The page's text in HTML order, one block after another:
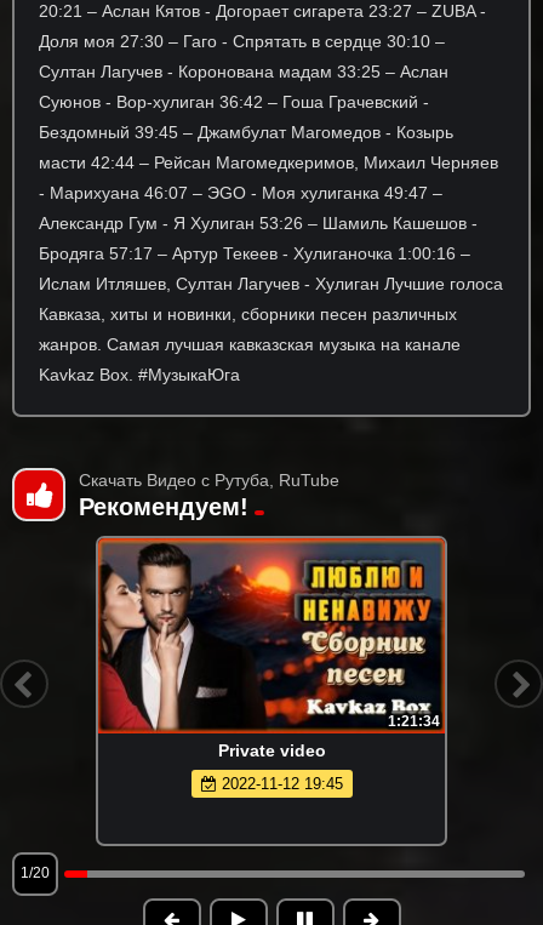
20:21 ‒ Аслан Кятов - Догорает сигарета 23:27 ‒ ZUBA -
Доля моя 27:30 ‒ Гаго - Спрятать в сердце 30:10 ‒
Султан Лагучев - Коронована мадам 33:25 ‒ Аслан
Суюнов - Вор-хулиган 36:42 ‒ Гоша Грачевский -
Бездомный 39:45 ‒ Джамбулат Магомедов - Козырь
масти 42:44 ‒ Рейсан Магомедкеримов, Михаил Черняев
- Марихуана 46:07 ‒ ЭGO - Моя хулиганка 49:47 ‒
Александр Гум - Я Хулиган 53:26 ‒ Шамиль Кашешов -
Бродяга 57:17 ‒ Артур Текеев - Хулиганочка 1:00:16 ‒
Ислам Итляшев, Султан Лагучев - Хулиган Лучшие голоса
Кавказа, хиты и новинки, сборники песен различных
жанров. Самая лучшая кавказская музыка на канале
Kavkaz Box. #МузыкаЮга
Скачать Видео с Рутуба, RuTube
Рекомендуем!
1:21:34
Private video
2022-11-12 19:45
1/20